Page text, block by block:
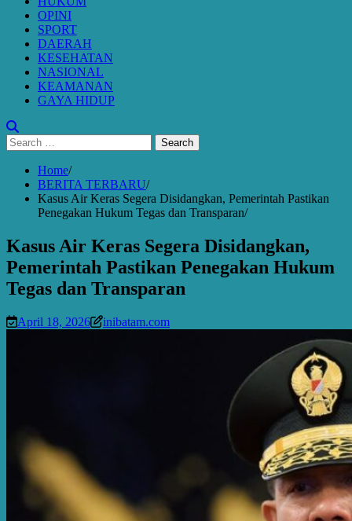
OPINI
SPORT
DAERAH
KESEHATAN
NASIONAL
KEAMANAN
GAYA HIDUP
Search
for:
Home
BERITA TERBARU
Kasus Air Keras Segera Disidangkan, Pemerintah Pastikan
Penegakan Hukum Tegas dan Transparan
Kasus Air Keras Segera Disidangkan,
Pemerintah Pastikan Penegakan Hukum
Tegas dan Transparan
April 18, 2026 inibatam.com